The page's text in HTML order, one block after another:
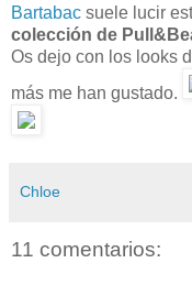
Bartabac suele lucir
colección de
Os dejo con los looks
más me han gustado.
Chloe
11 comentarios: